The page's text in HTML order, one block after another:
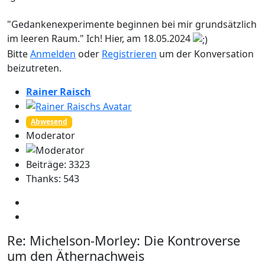
"Gedankenexperimente beginnen bei mir grundsätzlich
im leeren Raum." Ich! Hier, am 18.05.2024
BitteAnmelden oder Registrieren um der Konversation
beizutreten.
Rainer Raisch
Abwesend
Moderator
Beiträge: 3323
Thanks: 543
Re: Michelson-Morley: Die Kontroverse
um den Äthernachweis